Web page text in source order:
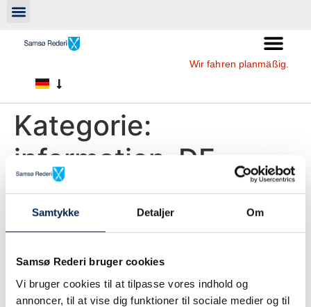
Samtykke Detaljer Om
Samsø Rederi bruger cookies
Vi bruger cookies til at tilpasse vores indhold og
annoncer, til at vise dig funktioner til sociale medier og til
Wir fahren planmäßig.
Kategorie:
information-DE
Wir segeln nach Plan
Auf beiden Routen verkehren wir nach Fahrplan.
Wir fahren fahrplanmässig
Wir fahren auf beiden Strecken fahrplanmässig